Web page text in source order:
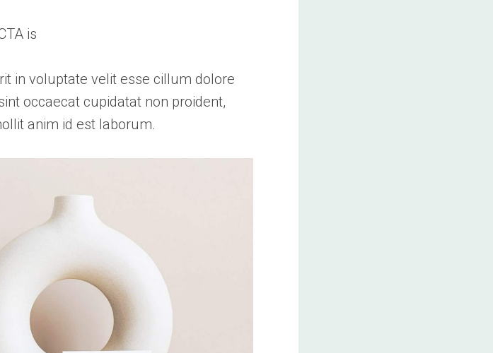
is
in voluptate velit esse cillum dolore
occaecat cupidatat non proident,
anim id est laborum.